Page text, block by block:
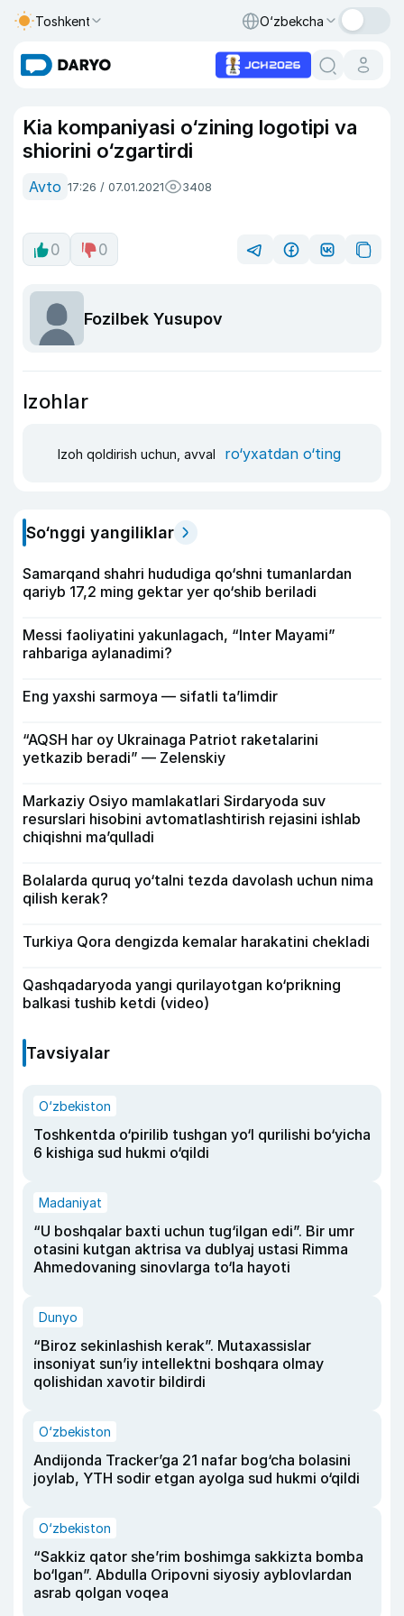
Toshkent O‘zbekcha
Kia kompaniyasi o‘zining logotipi va
shiorini o‘zgartirdi
Avto 17:26 / 07.01.2021 3408
0 0
Fozilbek Yusupov
Izohlar
Izoh qoldirish uchun, avval ro‘yxatdan o‘ting
So‘nggi yangiliklar
Samarqand shahri hududiga qo‘shni tumanlardan
qariyb 17,2 ming gektar yer qo‘shib beriladi
Messi faoliyatini yakunlagach, “Inter Mayami”
rahbariga aylanadimi?
Eng yaxshi sarmoya — sifatli ta’limdir
“AQSH har oy Ukrainaga Patriot raketalarini
yetkazib beradi” — Zelenskiy
Markaziy Osiyo mamlakatlari Sirdaryoda suv
resurslari hisobini avtomatlashtirish rejasini ishlab
chiqishni ma’qulladi
Bolalarda quruq yo‘talni tezda davolash uchun nima
qilish kerak?
Turkiya Qora dengizda kemalar harakatini chekladi
Qashqadaryoda yangi qurilayotgan ko‘prikning
balkasi tushib ketdi (video)
Tavsiyalar
O‘zbekiston
Toshkentda o‘pirilib tushgan yo‘l qurilishi bo‘yicha
6 kishiga sud hukmi o‘qildi
Madaniyat
“U boshqalar baxti uchun tug‘ilgan edi”. Bir umr
otasini kutgan aktrisa va dublyaj ustasi Rimma
Ahmedovaning sinovlarga to‘la hayoti
Dunyo
“Biroz sekinlashish kerak”. Mutaxassislar
insoniyat sun’iy intellektni boshqara olmay
qolishidan xavotir bildirdi
O‘zbekiston
Andijonda Tracker’ga 21 nafar bog‘cha bolasini
joylab, YTH sodir etgan ayolga sud hukmi o‘qildi
O‘zbekiston
“Sakkiz qator she’rim boshimga sakkizta bomba
bo‘lgan”. Abdulla Oripovni siyosiy ayblovlardan
asrab qolgan voqea